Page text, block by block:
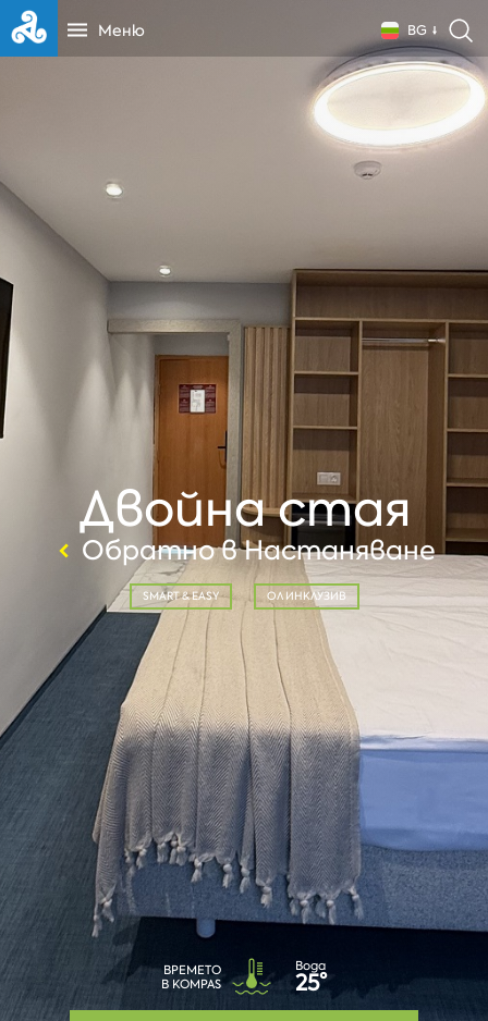
Меню BG
Двойна стая
Обратно в Настаняване
SMART & EASY ОЛ ИНКЛУЗИВ
ВРЕМЕТО
В KOMPAS
Вода
25°